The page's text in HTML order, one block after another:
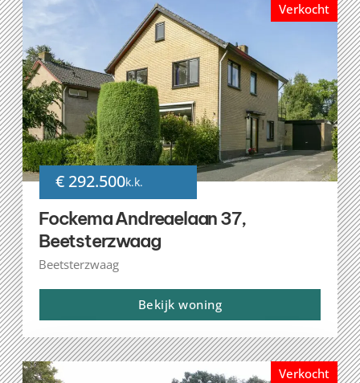
Verkocht
€ 292.500k.k.
Fockema Andreaelaan 37,
Beetsterzwaag
Beetsterzwaag
Bekijk woning
Verkocht